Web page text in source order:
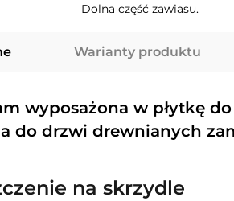
Dolna część zawiasu.
Warianty produktu
wyposażona w płytkę
do drzwi drewnianych
na skrzydle